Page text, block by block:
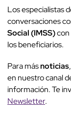
Los especialistas
conversaciones
Social (IMSS)con
los beneficiarios.
Para másnoticias
en nuestro canal
información. Te
Newsletter.